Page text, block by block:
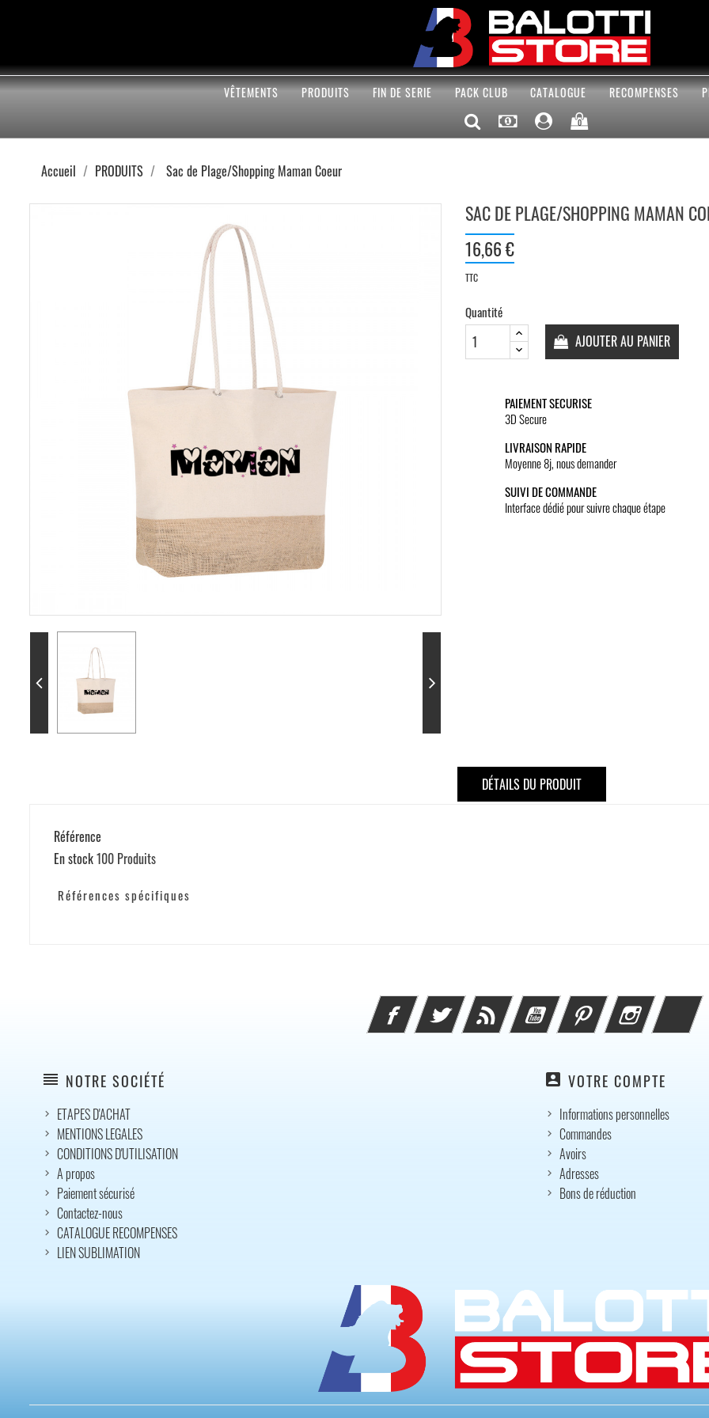
VÊTEMENTS PRODUITS FIN DE SERIE PACK CLUB CATALOGUE RECOMPENSES
0
Accueil PRODUITS Sac de Plage/Shopping Maman Coeur
SAC DE PLAGE/SHOPPING MAMAN
16,66 €
TTC
Quantité
AJOUTER AU PANIER
PAIEMENT SECURISE
3D Secure
LIVRAISON RAPIDE
Moyenne 8j, nous demander
SUIVI DE COMMANDE
Interface dédié pour suivre chaque étape
DÉTAILS DU PRODUIT
Référence
En stock100 Produits
Références spécifiques
FacebookTwitter Rss YouTube PinterestInstagram
reorder NOTRE SOCIÉTÉ
ETAPES D'ACHAT
MENTIONS LEGALES
CONDITIONS D'UTILISATION
A propos
Paiement sécurisé
Contactez-nous
CATALOGUE RECOMPENSES
LIEN SUBLIMATION
account_box VOTRE COMPTE
Informations personnelles
Commandes
Avoirs
Adresses
Bons de réduction